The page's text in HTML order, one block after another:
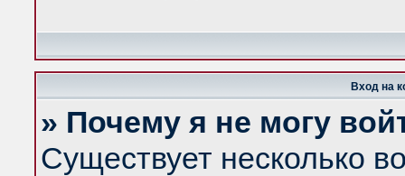
Вход на
» Почему я не могу
Существует несколько